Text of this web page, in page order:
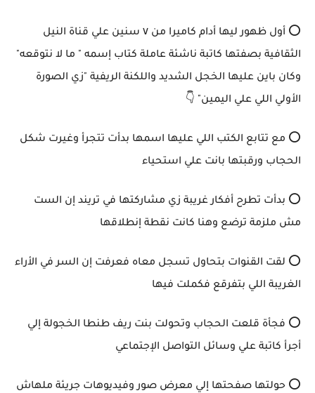
⭕ أول ظهور ليها أدام كاميرا من ٧ سنين علي قناة النيل
الثقافية بصفتها كاتبة ناشئة عاملة كتاب إسمه " ما لا نتوقعه"
وكان باين عليها الخجل الشديد واللكنة الريفية "زي الصورة
الأولي اللي علي اليمين" 👇
⭕ مع تتابع الكتب اللي عليها اسمها بدأت تتجرأ وغيرت شكل
الحجاب ورقبتها بانت علي استحياء
⭕ بدأت تطرح أفكار غريبة زي مشاركتها في تريند إن الست
مش ملزمة ترضع وهنا كانت نقطة إنطلاقها
⭕ لقت القنوات بتحاول تسجل معاه فعرفت إن السر في الأراء
الغريبة اللي بتفرقع فكملت فيها
⭕ فجأة قلعت الحجاب وتحولت بنت ريف طنطا الخجولة إلي
أجرأ كاتبة علي وسائل التواصل الإجتماعي
⭕ حولتها صفحتها إلي معرض صور وفيديوهات جريئة ملهاش